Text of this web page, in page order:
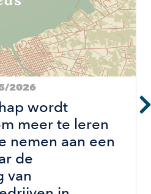
2026
wordt
meer te leren
nemen aan een
de
van